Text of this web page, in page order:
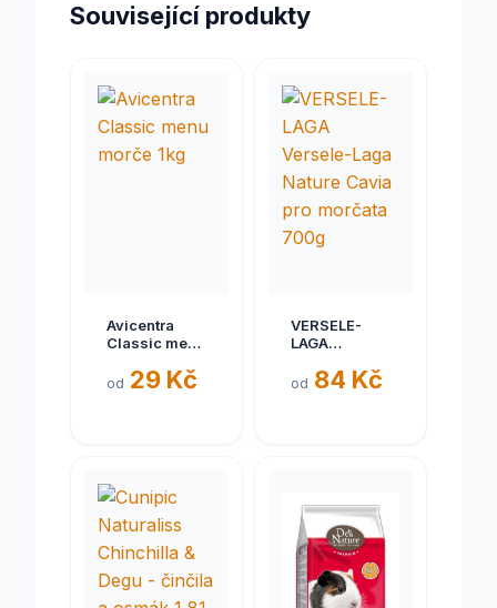
Související produkty
Avicentra
Classic menu
od 29 Kč
VERSELE-
LAGA
Nature Cavia
od 84 Kč